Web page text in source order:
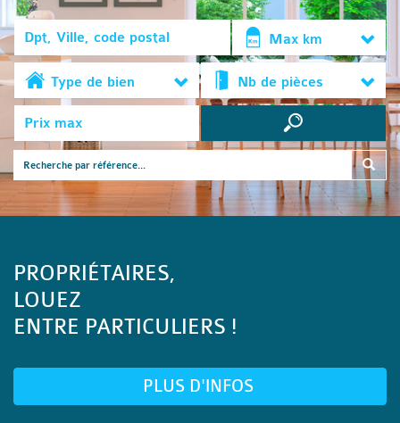
Max km
Type de bien Nb de pièces
PROPRIÉTAIRES,
LOUEZ
ENTRE PARTICULIERS !
PLUS D'INFOS